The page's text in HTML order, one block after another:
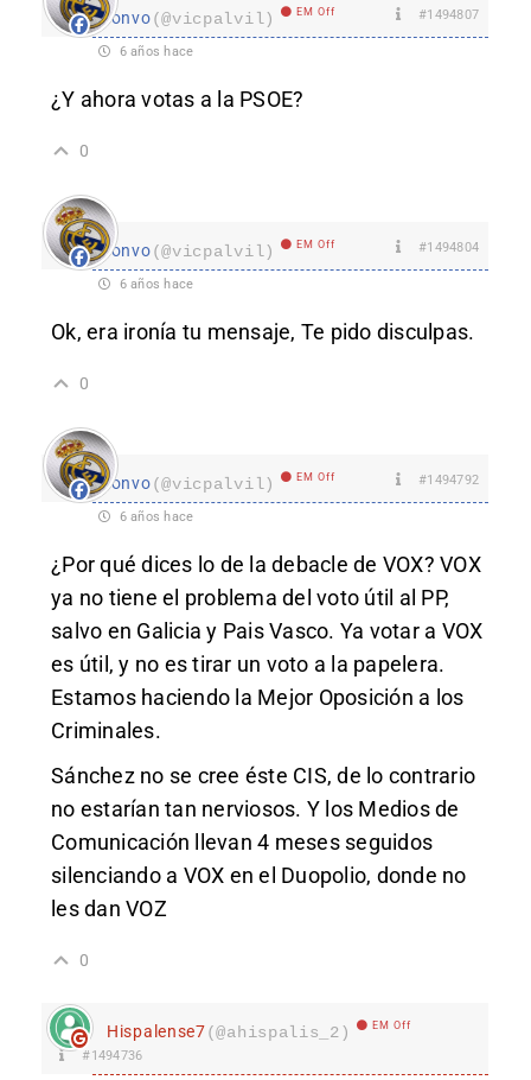
lonvo(@vicpalvil) EM Off #1494807
6 años hace
¿Y ahora votas a la PSOE?
0
lonvo(@vicpalvil) EM Off #1494804
6 años hace
Ok, era ironía tu mensaje, Te pido disculpas.
0
lonvo(@vicpalvil) EM Off #1494792
6 años hace
¿Por qué dices lo de la debacle de VOX? VOX
ya no tiene el problema del voto útil al PP,
salvo en Galicia y Pais Vasco. Ya votar a VOX
es útil, y no es tirar un voto a la papelera.
Estamos haciendo la Mejor Oposición a los
Criminales.
Sánchez no se cree éste CIS, de lo contrario
no estarían tan nerviosos. Y los Medios de
Comunicación llevan 4 meses seguidos
silenciando a VOX en el Duopolio, donde no
les dan VOZ
0
Hispalense7(@ahispalis_2) EM Off
#1494736